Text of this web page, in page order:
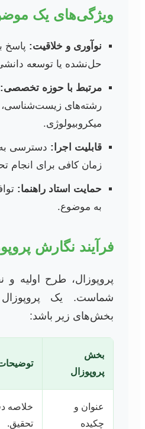
ویژگی‌های یک
نوآوری و خلاقیت: پاسخ
حل‌نشده یا توسعه
مرتبط با حوزه تخصصی:
رشته‌های زیست‌شناسی،
میکروبیولوژی.
قابلیت اجرا: دسترسی به
زمان کافی برای انجام
حمایت استاد راهنما:
به موضوع.
فرآیند نگارش
پروپوزال، طرح اولیه و
شماست. یک
بخش‌های زیر باشد:
بخش
پروپوزال
عنوان و
چکیده
خلاصه
تحقیق.